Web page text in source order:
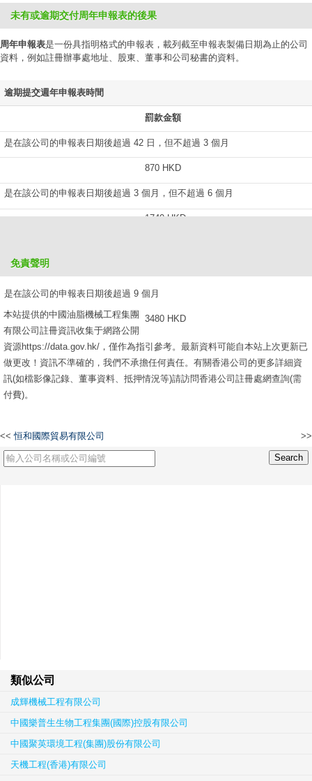
未有或逾期交付周年申報表的後果
周年申報表是一份具指明格式的申報表，載列截至申報表製備日期為止的公司
資料，例如註冊辦事處地址、股東、董事和公司秘書的資料。
逾期提交週年申報表時間
罰款金額
是在該公司的申報表日期後超過 42 日，但不超過 3 個月
870 HKD
是在該公司的申報表日期後超過 3 個月，但不超過 6 個月
1740 HKD
是在該公司的申報表日期後超過 9 個月
3480 HKD
免責聲明
本站提供的中國油脂機械工程集團
有限公司註冊資訊收集于網路公開
資源https://data.gov.hk/，僅作為指引參考。最新資料可能自本站上次更新已
做更改！資訊不準確的，我們不承擔任何責任。有關香港公司的更多詳細資
訊(如檔影像記錄、董事資料、抵押情況等)請訪問香港公司註冊處網查詢(需
付費)。
<<恒和國際貿易有限公司 >>
類似公司
成輝機械工程有限公司
中國樂普生生物工程集團(國際)控股有限公司
中國聚英環境工程(集團)股份有限公司
天機工程(香港)有限公司